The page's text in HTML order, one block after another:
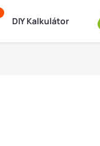
DIY Kalkulátor